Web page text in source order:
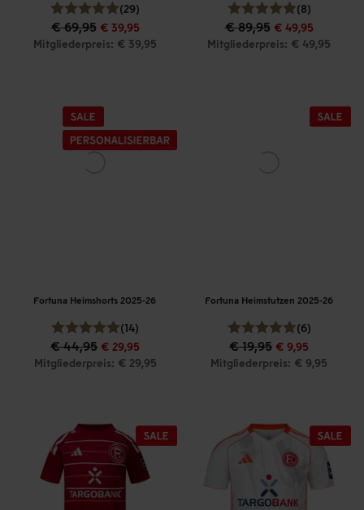
(29)
€ 69,95 € 39,95
Mitgliederpreis: € 39,95
(8)
€ 89,95 € 49,95
Mitgliederpreis: € 49,95
Fortuna Heimshorts 2025-26
(14)
€ 44,95 € 29,95
Mitgliederpreis: € 29,95
Fortuna Heimstutzen 2025-26
(6)
€ 19,95 € 9,95
Mitgliederpreis: € 9,95